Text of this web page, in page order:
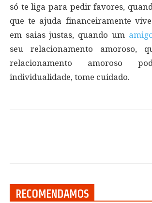
só te liga para pedir favores,
que te ajuda financeiramente
em saias justas, quando um
seu relacionamento amoroso,
relacionamento amoroso
individualidade, tome cuidado.
RECOMENDAMOS